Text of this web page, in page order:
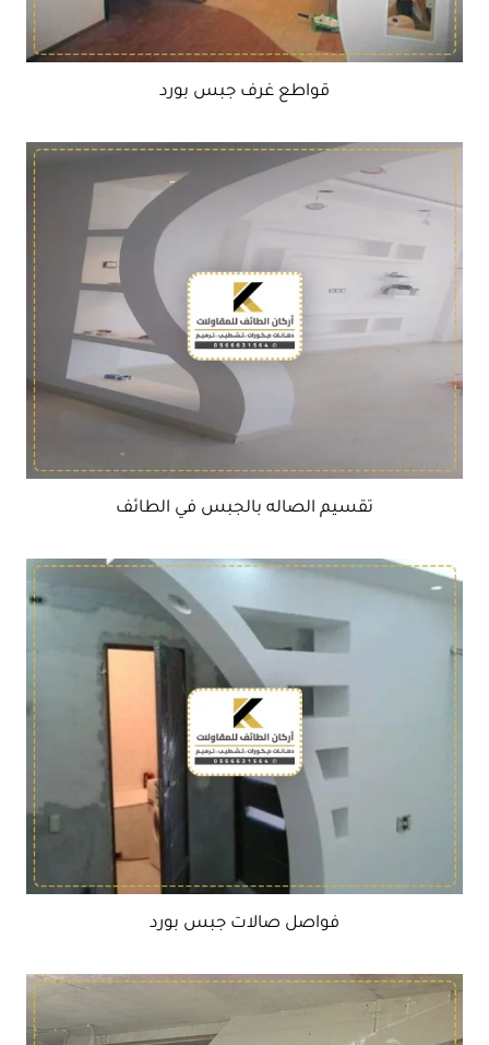
قواطع غرف جبس بورد
تقسيم الصاله بالجبس في الطائف
فواصل صالات جبس بورد